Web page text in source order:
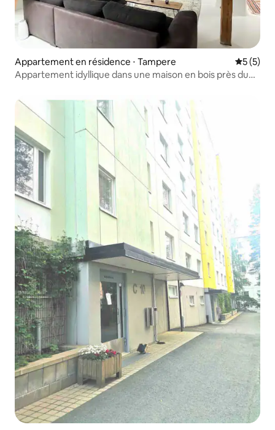
Appartement en résidence ⋅ Tampere
5 (5)
Appartement idyllique dans une maison en bois près du